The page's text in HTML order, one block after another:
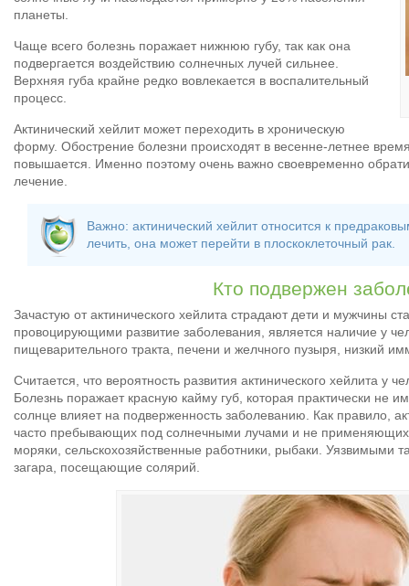
планеты.
Чаще всего болезнь поражает нижнюю губу, так как она
подвергается воздействию солнечных лучей сильнее.
Верхняя губа крайне редко вовлекается в воспалительный
процесс.
Актинический хейлит может переходить в хроническую
форму. Обострение болезни происходят в весенне-летнее время
повышается. Именно поэтому очень важно своевременно
лечение.
Важно: актинический хейлит относится к
лечить, она может перейти в плоскоклеточный рак.
Кто подвержен
Зачастую от актинического хейлита страдают дети и мужчины
провоцирующими развитие заболевания, является наличие у
пищеварительного тракта, печени и желчного пузыря, низкий
Считается, что вероятность развития актинического хейлита у
Болезнь поражает красную кайму губ, которая практически не
солнце влияет на подверженность заболеванию. Как правило,
часто пребывающих под солнечными лучами и не применяющих
моряки, сельскохозяйственные работники, рыбаки. Уязвимыми
загара, посещающие солярий.